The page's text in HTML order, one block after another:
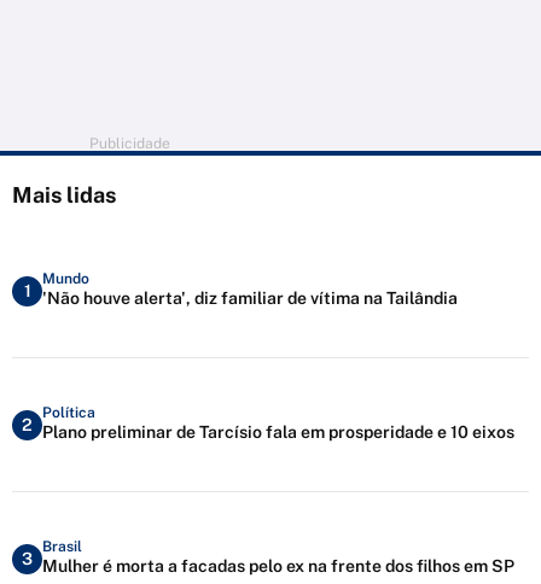
Publicidade
Mais lidas
1
Mundo
'Não houve alerta', diz familiar de vítima na Tailândia
2
Política
Plano preliminar de Tarcísio fala em prosperidade e 10 eixos
3
Brasil
Mulher é morta a facadas pelo ex na frente dos filhos em SP